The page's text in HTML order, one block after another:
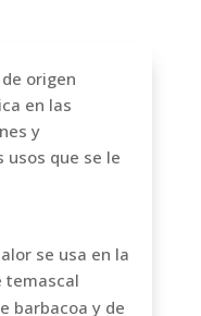
origen
en las
y
usos que se le
se usa en la
temascal
barbacoa y de